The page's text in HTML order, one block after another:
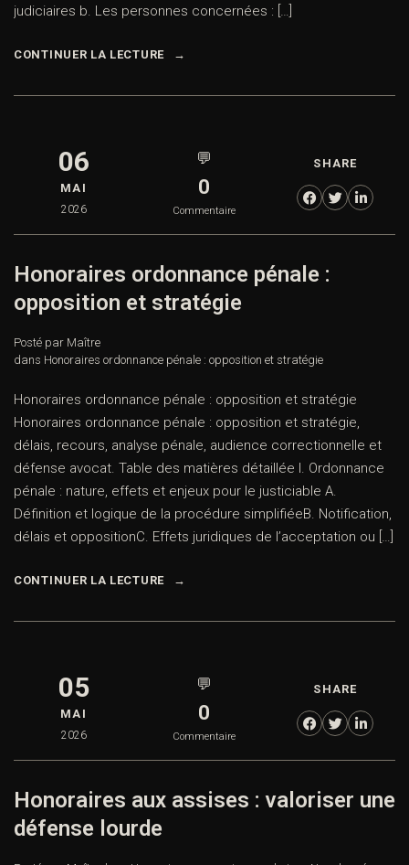
judiciaires b. Les personnes concernées : […]
CONTINUER LA LECTURE
06
MAI
2026
💬
0
Commentaire
SHARE
Honoraires ordonnance pénale :
opposition et stratégie
Posté par Maître
dans Honoraires ordonnance pénale : opposition et stratégie
Honoraires ordonnance pénale : opposition et stratégie
Honoraires ordonnance pénale : opposition et stratégie,
délais, recours, analyse pénale, audience correctionnelle et
défense avocat. Table des matières détaillée I. Ordonnance
pénale : nature, effets et enjeux pour le justiciable A.
Définition et logique de la procédure simplifiéeB. Notification,
délais et oppositionC. Effets juridiques de l’acceptation ou […]
CONTINUER LA LECTURE
05
MAI
2026
💬
0
Commentaire
SHARE
Honoraires aux assises : valoriser une
défense lourde